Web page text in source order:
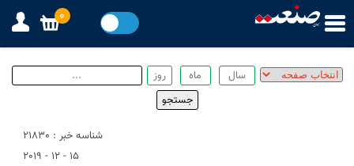
شناسه خبر : 21830
15 - 12 - 2019
0